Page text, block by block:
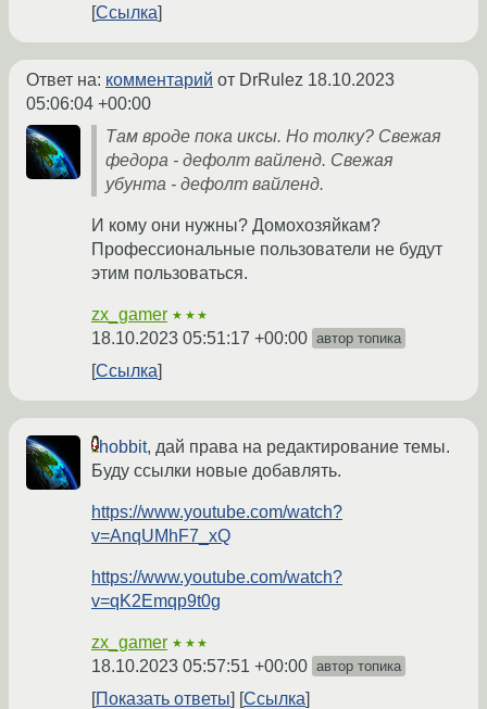
Ссылка
Ответ на: комментарий от DrRulez 18.10.2023
05:06:04 +00:00
Там вроде пока иксы. Но толку? Свежая
федора - дефолт вайленд. Свежая
убунта - дефолт вайленд.
И кому они нужны? Домохозяйкам?
Профессиональные пользователи не будут
этим пользоваться.
zx_gamer ★★★
18.10.2023 05:51:17 +00:00 автор топика
Ссылка
hobbit, дай права на редактирование темы.
Буду ссылки новые добавлять.
https://www.youtube.com/watch?
v=AnqUMhF7_xQ
https://www.youtube.com/watch?
v=qK2Emqp9t0g
zx_gamer ★★★
18.10.2023 05:57:51 +00:00 автор топика
Показать ответы Ссылка